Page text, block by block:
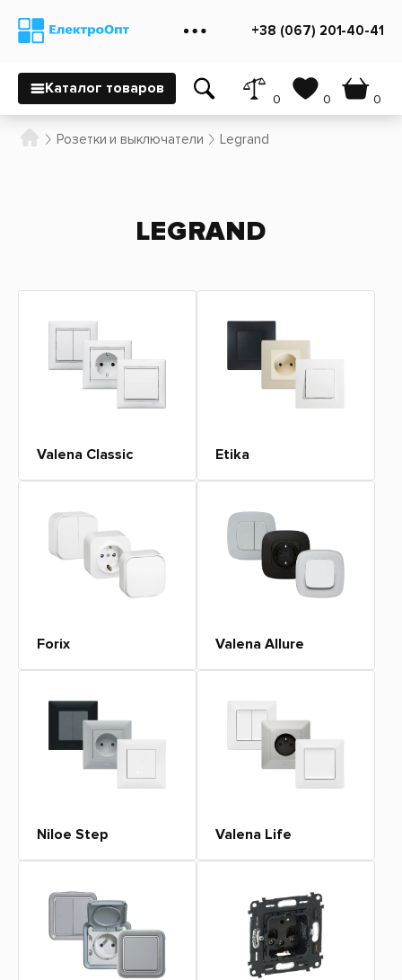
+38 (067) 201-40-41
Каталог товаров
0 0 0
Розетки и выключатели Legrand
LEGRAND
Valena Classic Etika
Forix Valena Allure
Niloe Step Valena Life